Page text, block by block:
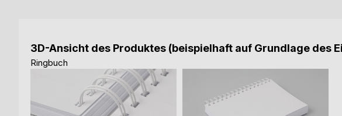
3D-Ansicht des Produktes (beispielhaft auf Grundlage des
Ringbuch